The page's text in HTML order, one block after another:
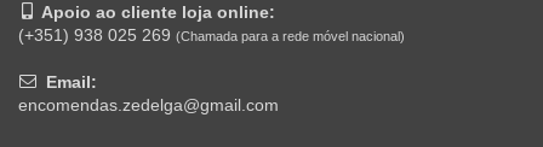
Apoio ao cliente loja online:
(+351) 938 025 269 (Chamada para a rede móvel nacional)
Email:
encomendas.zedelga@gmail.com